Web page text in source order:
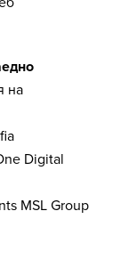
на
Digital
MSL Group